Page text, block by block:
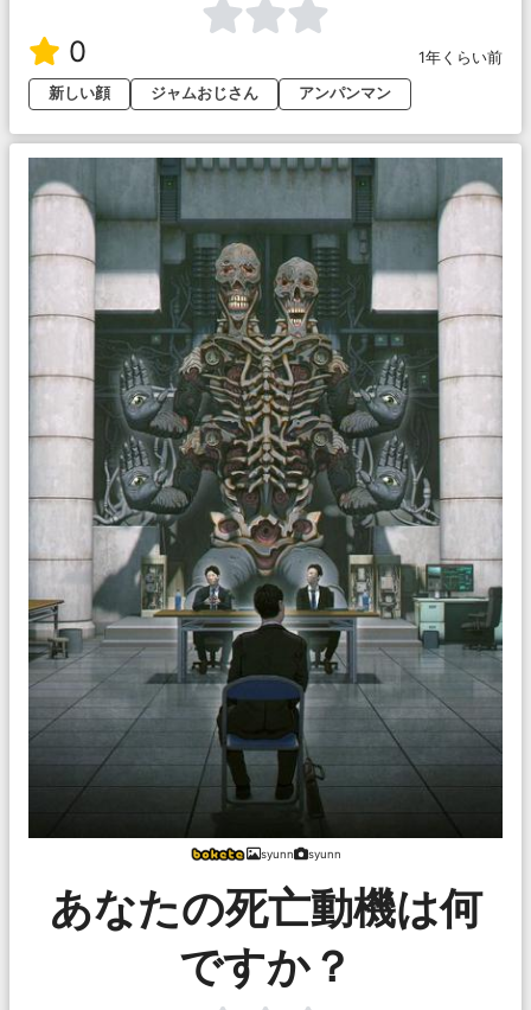
0
1年くらい前
新しい顔
ジャムおじさん アンパンマン
syunn syunn
あなたの死亡動機は何
ですか？